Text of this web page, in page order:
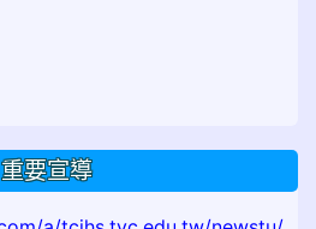
重要宣導